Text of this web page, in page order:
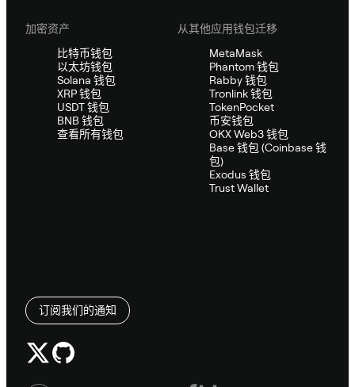
加密资产
比特币钱包
以太坊钱包
Solana 钱包
XRP 钱包
USDT 钱包
BNB 钱包
查看所有钱包
从其他应用钱包迁移
MetaMask
Phantom 钱包
Rabby 钱包
Tronlink 钱包
TokenPocket
币安钱包
OKX Web3 钱包
Base 钱包 (Coinbase 钱
包)
Exodus 钱包
Trust Wallet
订阅我们的通知